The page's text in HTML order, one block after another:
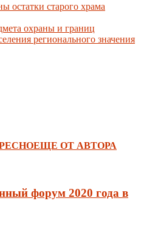
остатки старого храма
охраны и границ
регионального значения
ЕЩЕ ОТ АВТОРА
форум 2020 года в